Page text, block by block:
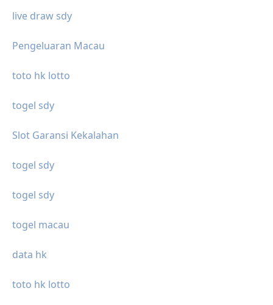
live draw sdy
Pengeluaran Macau
toto hk lotto
togel sdy
Slot Garansi Kekalahan
togel sdy
togel sdy
togel macau
data hk
toto hk lotto